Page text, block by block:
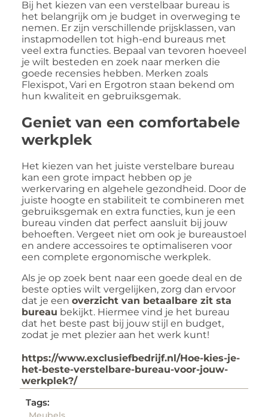
Bij het kiezen van een verstelbaar bureau is
het belangrijk om je budget in overweging te
nemen. Er zijn verschillende prijsklassen, van
instapmodellen tot high-end bureaus met
veel extra functies. Bepaal van tevoren hoeveel
je wilt besteden en zoek naar merken die
goede recensies hebben. Merken zoals
Flexispot, Vari en Ergotron staan bekend om
hun kwaliteit en gebruiksgemak.
Geniet van een comfortabele
werkplek
Het kiezen van het juiste verstelbare bureau
kan een grote impact hebben op je
werkervaring en algehele gezondheid. Door de
juiste hoogte en stabiliteit te combineren met
gebruiksgemak en extra functies, kun je een
bureau vinden dat perfect aansluit bij jouw
behoeften. Vergeet niet om ook je bureaustoel
en andere accessoires te optimaliseren voor
een complete ergonomische werkplek.
Als je op zoek bent naar een goede deal en de
beste opties wilt vergelijken, zorg dan ervoor
dat je een overzicht van betaalbare zit sta
bureau bekijkt. Hiermee vind je het bureau
dat het beste past bij jouw stijl en budget,
zodat je met plezier aan het werk kunt!
https://www.exclusiefbedrijf.nl/Hoe-kies-je-
het-beste-verstelbare-bureau-voor-jouw-
werkplek?/
Tags: